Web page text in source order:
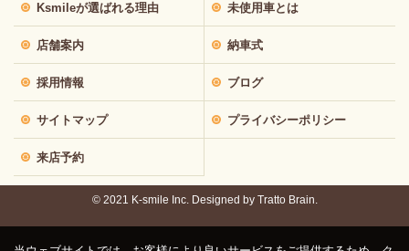
Ksmileが選ばれる理由 未使用車とは
店舗案内 納車式
採用情報 ブログ
サイトマップ プライバシーポリシー
来店予約
© 2021 K-smile Inc. Designed by Tratto Brain.